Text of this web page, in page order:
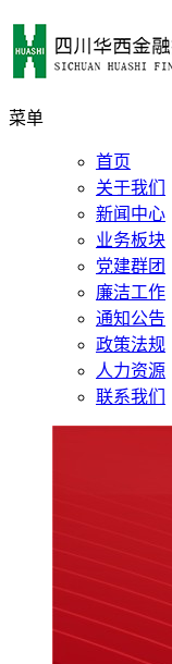
菜单
首页
关于我们
新闻中心
业务板块
党建群团
廉洁工作
通知公告
政策法规
人力资源
联系我们